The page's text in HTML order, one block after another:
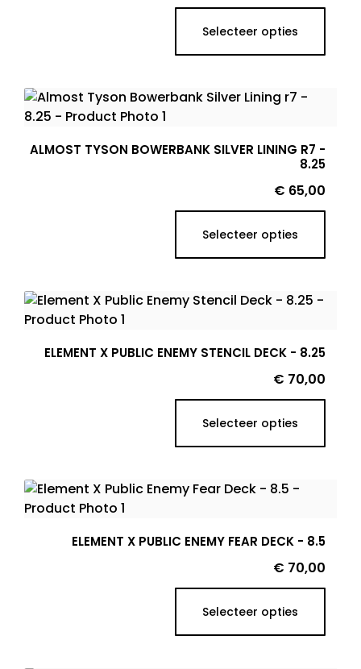
Selecteer opties
ALMOST TYSON BOWERBANK SILVER LINING R7 -
8.25
Prijs
€ 65,00
Selecteer opties
ELEMENT X PUBLIC ENEMY STENCIL DECK - 8.25
Prijs
€ 70,00
Selecteer opties
ELEMENT X PUBLIC ENEMY FEAR DECK - 8.5
Prijs
€ 70,00
Selecteer opties